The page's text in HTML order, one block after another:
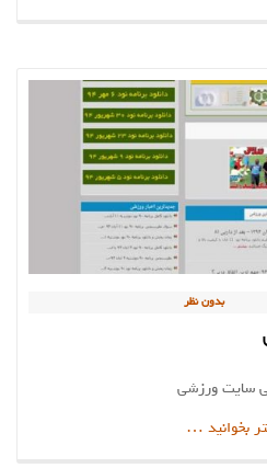
بدون نظر
سایت ورزشی
بخوانیددربارهطراحی
…